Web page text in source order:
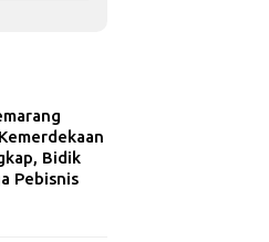
Bidik
Pebisnis